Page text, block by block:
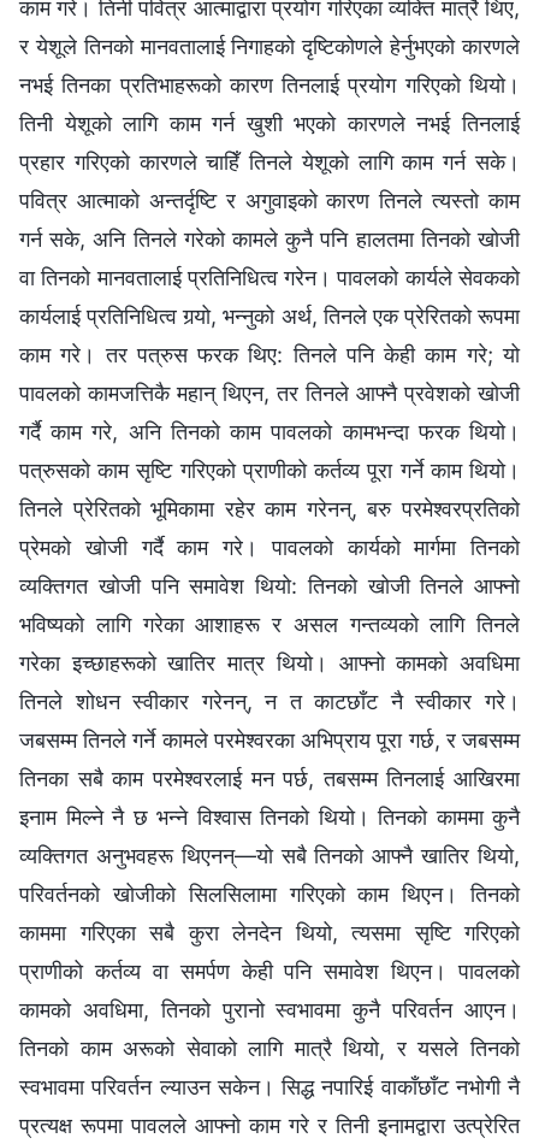
काम गरे। तिनी पवित्र आत्माद्वारा प्रयोग गरिएका व्यक्ति मात्रै थिए,
र येशूले तिनको मानवतालाई निगाहको दृष्टिकोणले हेर्नुभएको कारणले
नभई तिनका प्रतिभाहरूको कारण तिनलाई प्रयोग गरिएको थियो।
तिनी येशूको लागि काम गर्न खुशी भएको कारणले नभई तिनलाई
प्रहार गरिएको कारणले चाहिँ तिनले येशूको लागि काम गर्न सके।
पवित्र आत्माको अन्तर्दृष्टि र अगुवाइको कारण तिनले त्यस्तो काम
गर्न सके, अनि तिनले गरेको कामले कुनै पनि हालतमा तिनको खोजी
वा तिनको मानवतालाई प्रतिनिधित्व गरेन। पावलको कार्यले सेवकको
कार्यलाई प्रतिनिधित्व गर्‍यो, भन्‍नुको अर्थ, तिनले एक प्रेरितको रूपमा
काम गरे। तर पत्रुस फरक थिए: तिनले पनि केही काम गरे; यो
पावलको कामजत्तिकै महान् थिएन, तर तिनले आफ्‍नै प्रवेशको खोजी
गर्दै काम गरे, अनि तिनको काम पावलको कामभन्दा फरक थियो।
पत्रुसको काम सृष्टि गरिएको प्राणीको कर्तव्य पूरा गर्ने काम थियो।
तिनले प्रेरितको भूमिकामा रहेर काम गरेनन्, बरु परमेश्‍वरप्रतिको
प्रेमको खोजी गर्दै काम गरे। पावलको कार्यको मार्गमा तिनको
व्यक्तिगत खोजी पनि समावेश थियो: तिनको खोजी तिनले आफ्नो
भविष्यको लागि गरेका आशाहरू र असल गन्तव्यको लागि तिनले
गरेका इच्‍छाहरूको खातिर मात्र थियो। आफ्‍नो कामको अवधिमा
तिनले शोधन स्वीकार गरेनन्, न त काटछाँट नै स्वीकार गरे।
जबसम्‍म तिनले गर्ने कामले परमेश्‍वरका अभिप्राय पूरा गर्छ, र जबसम्म
तिनका सबै काम परमेश्‍वरलाई मन पर्छ, तबसम्‍म तिनलाई आखिरमा
इनाम मिल्ने नै छ भन्‍ने विश्‍वास तिनको थियो। तिनको काममा कुनै
व्यक्तिगत अनुभवहरू थिएनन्—यो सबै तिनको आफ्‍नै खातिर थियो,
परिवर्तनको खोजीको सिलसिलामा गरिएको काम थिएन। तिनको
काममा गरिएका सबै कुरा लेनदेन थियो, त्यसमा सृष्टि गरिएको
प्राणीको कर्तव्य वा समर्पण केही पनि समावेश थिएन। पावलको
कामको अवधिमा, तिनको पुरानो स्वभावमा कुनै परिवर्तन आएन।
तिनको काम अरूको सेवाको लागि मात्रै थियो, र यसले तिनको
स्वभावमा परिवर्तन ल्याउन सकेन। सिद्ध नपारिई वाकाँछाँट नभोगी नै
प्रत्यक्ष रूपमा पावलले आफ्‍नो काम गरे र तिनी इनामद्वारा उत्प्रेरित